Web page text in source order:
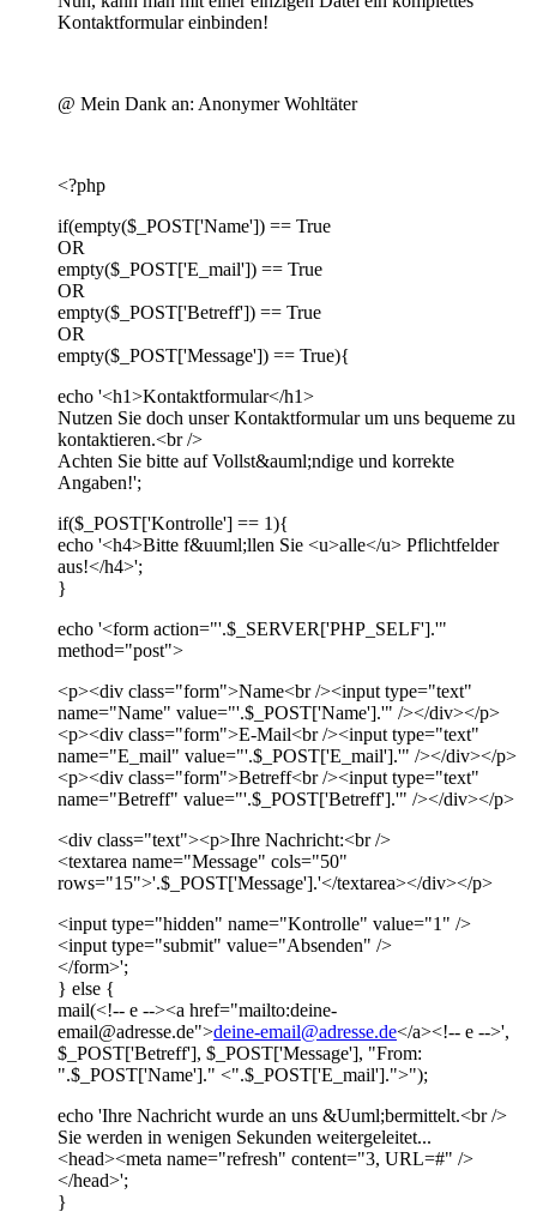
Kontaktformular einbinden!
@ Mein Dank an: Anonymer Wohltäter
<?php
if(empty($_POST['Name']) == True
OR
empty($_POST['E_mail']) == True
OR
empty($_POST['Betreff']) == True
OR
empty($_POST['Message']) == True){
echo '<h1>Kontaktformular</h1>
Nutzen Sie doch unser Kontaktformular um uns bequeme zu
kontaktieren.<br />
Achten Sie bitte auf Vollst&auml;ndige und korrekte
Angaben!';
if($_POST['Kontrolle'] == 1){
echo '<h4>Bitte f&uuml;llen Sie <u>alle</u> Pflichtfelder
aus!</h4>';
}
echo '<form action="'.$_SERVER['PHP_SELF'].'"
method="post">
<p><div class="form">Name<br /><input type="text"
name="Name" value="'.$_POST['Name'].'" /></div></p>
<p><div class="form">E-Mail<br /><input type="text"
name="E_mail" value="'.$_POST['E_mail'].'" /></div></p>
<p><div class="form">Betreff<br /><input type="text"
name="Betreff" value="'.$_POST['Betreff'].'" /></div></p>
<div class="text"><p>Ihre Nachricht:<br />
<textarea name="Message" cols="50"
rows="15">'.$_POST['Message'].'</textarea></div></p>
<input type="hidden" name="Kontrolle" value="1" />
<input type="submit" value="Absenden" />
</form>';
} else {
mail(<!-- e --><a href="mailto:deine-
email@adresse.de">deine-email@adresse.de</a><!-- e -->',
$_POST['Betreff'], $_POST['Message'], "From:
".$_POST['Name']." <".$_POST['E_mail'].">");
echo 'Ihre Nachricht wurde an uns &Uuml;bermittelt.<br />
Sie werden in wenigen Sekunden weitergeleitet...
<head><meta name="refresh" content="3, URL=#" />
</head>';
}